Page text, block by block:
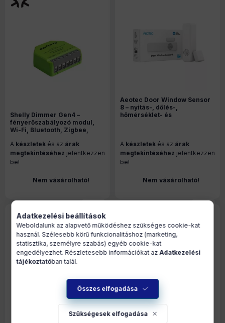
Shelly Dimmer Gen4 –
fényerőszabályozó modul,
Wi-Fi, Bluetooth, Zigbee,
A készletek és az árak
megtekintéséhez jelentkezzen
be!
Nem vásárolható!
Aeotec Door Window Sensor
8 – nyitás-, dőlés-,
hőmérséklet- és
A készletek és az árak
megtekintéséhez jelentkezzen
be!
Nem vásárolható!
Adatkezelési beállítások
Weboldalunk az alapvető működéshez szükséges cookie-kat
használ. Szélesebb körű funkcionalitáshoz (marketing,
statisztika, személyre szabás) egyéb cookie-kat
engedélyezhet. Részletesebb információkat azAdatkezelési
tájékoztatóban talál.
Összes elfogadása
Szükségesek elfogadása